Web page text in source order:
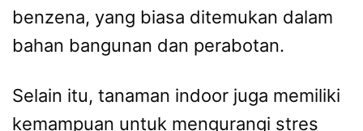
benzena, yang biasa ditemukan dalam
bahan bangunan dan perabotan.
Selain itu, tanaman indoor juga memiliki
kemampuan untuk mengurangi stres